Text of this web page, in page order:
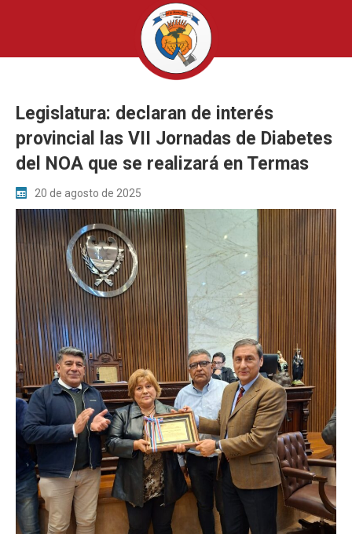
Legislatura: declaran de interés
provincial las VII Jornadas de Diabetes
del NOA que se realizará en Termas
20 de agosto de 2025